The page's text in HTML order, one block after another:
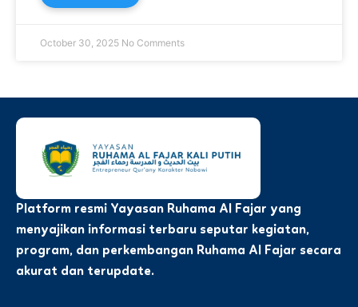
October 30, 2025 No Comments
Platform resmi Yayasan Ruhama Al Fajar yang
menyajikan informasi terbaru seputar kegiatan,
program, dan perkembangan Ruhama Al Fajar secara
akurat dan terupdate.